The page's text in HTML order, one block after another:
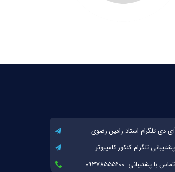
آی دی تلگرام استاد رامین رضوی
پشتیبانی تلگرام کنکور کامپیوتر
تماس با پشتیبانی: 09378555200